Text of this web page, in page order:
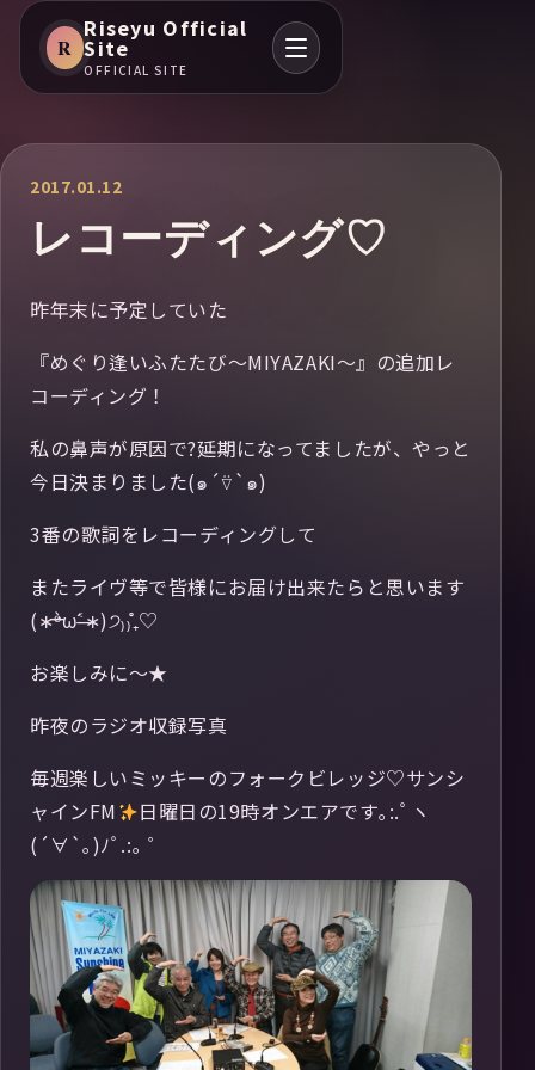
R
Riseyu Official
Site
OFFICIAL SITE
2017.01.12
レコーディング♡
昨年末に予定していた
『めぐり逢いふたたび〜MIYAZAKI〜』の追加レ
コーディング！
私の鼻声が原因で?延期になってましたが、やっと
今日決まりました(๑´⍢`๑)
3番の歌詞をレコーディングして
またライヴ等で皆様にお届け出来たらと思います
(∗ᵒ̶̶̷̀ω˂̶́∗)੭₎₎̊₊♡
お楽しみに〜★
昨夜のラジオ収録写真
毎週楽しいミッキーのフォークビレッジ♡サンシ
ャインFM
日曜日の19時オンエアです｡:.ﾟヽ
(´∀`｡)ﾉﾟ.:｡ ゜